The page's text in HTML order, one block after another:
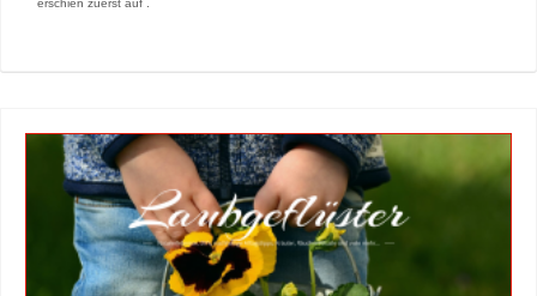
erschien zuerst auf .